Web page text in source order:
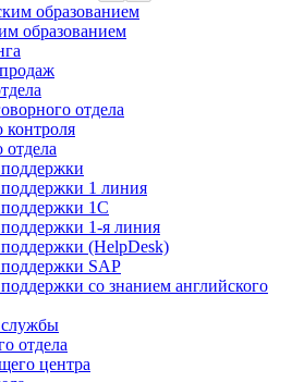
образованием
образованием
отдела
контроля
отдела
поддержки 1 линия
поддержки 1С
1-я линия
(HelpDesk)
поддержки SAP
со знанием английского
службы
отдела
центра